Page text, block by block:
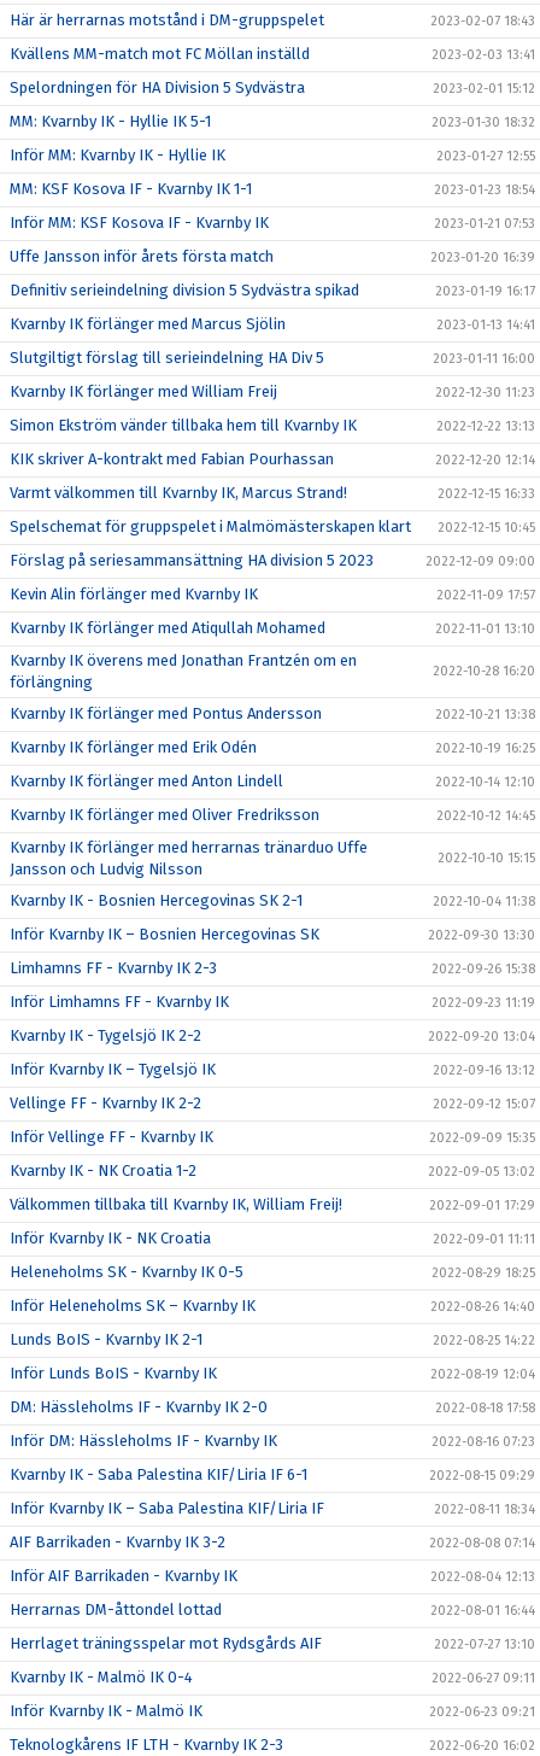
Här är herrarnas motstånd i DM-gruppspelet 2023-02-07 18:43
Kvällens MM-match mot FC Möllan inställd 2023-02-03 13:41
Spelordningen för HA Division 5 Sydvästra 2023-02-01 15:12
MM: Kvarnby IK - Hyllie IK 5-1 2023-01-30 18:32
Inför MM: Kvarnby IK - Hyllie IK 2023-01-27 12:55
MM: KSF Kosova IF - Kvarnby IK 1-1 2023-01-23 18:54
Inför MM: KSF Kosova IF - Kvarnby IK 2023-01-21 07:53
Uffe Jansson inför årets första match 2023-01-20 16:39
Definitiv serieindelning division 5 Sydvästra spikad 2023-01-19 16:17
Kvarnby IK förlänger med Marcus Sjölin 2023-01-13 14:41
Slutgiltigt förslag till serieindelning HA Div 5 2023-01-11 16:00
Kvarnby IK förlänger med William Freij 2022-12-30 11:23
Simon Ekström vänder tillbaka hem till Kvarnby IK 2022-12-22 13:13
KIK skriver A-kontrakt med Fabian Pourhassan 2022-12-20 12:14
Varmt välkommen till Kvarnby IK, Marcus Strand! 2022-12-15 16:33
Spelschemat för gruppspelet i Malmömästerskapen klart 2022-12-15 10:45
Förslag på seriesammansättning HA division 5 2023 2022-12-09 09:00
Kevin Alin förlänger med Kvarnby IK 2022-11-09 17:57
Kvarnby IK förlänger med Atiqullah Mohamed 2022-11-01 13:10
Kvarnby IK överens med Jonathan Frantzén om en
förlängning
2022-10-28 16:20
Kvarnby IK förlänger med Pontus Andersson 2022-10-21 13:38
Kvarnby IK förlänger med Erik Odén 2022-10-19 16:25
Kvarnby IK förlänger med Anton Lindell 2022-10-14 12:10
Kvarnby IK förlänger med Oliver Fredriksson 2022-10-12 14:45
Kvarnby IK förlänger med herrarnas tränarduo Uffe
Jansson och Ludvig Nilsson
2022-10-10 15:15
Kvarnby IK - Bosnien Hercegovinas SK 2-1 2022-10-04 11:38
Inför Kvarnby IK – Bosnien Hercegovinas SK 2022-09-30 13:30
Limhamns FF - Kvarnby IK 2-3 2022-09-26 15:38
Inför Limhamns FF - Kvarnby IK 2022-09-23 11:19
Kvarnby IK - Tygelsjö IK 2-2 2022-09-20 13:04
Inför Kvarnby IK – Tygelsjö IK 2022-09-16 13:12
Vellinge FF - Kvarnby IK 2-2 2022-09-12 15:07
Inför Vellinge FF - Kvarnby IK 2022-09-09 15:35
Kvarnby IK - NK Croatia 1-2 2022-09-05 13:02
Välkommen tillbaka till Kvarnby IK, William Freij! 2022-09-01 17:29
Inför Kvarnby IK - NK Croatia 2022-09-01 11:11
Heleneholms SK - Kvarnby IK 0-5 2022-08-29 18:25
Inför Heleneholms SK – Kvarnby IK 2022-08-26 14:40
Lunds BoIS - Kvarnby IK 2-1 2022-08-25 14:22
Inför Lunds BoIS - Kvarnby IK 2022-08-19 12:04
DM: Hässleholms IF - Kvarnby IK 2-0 2022-08-18 17:58
Inför DM: Hässleholms IF - Kvarnby IK 2022-08-16 07:23
Kvarnby IK - Saba Palestina KIF/Liria IF 6-1 2022-08-15 09:29
Inför Kvarnby IK – Saba Palestina KIF/Liria IF 2022-08-11 18:34
AIF Barrikaden - Kvarnby IK 3-2 2022-08-08 07:14
Inför AIF Barrikaden - Kvarnby IK 2022-08-04 12:13
Herrarnas DM-åttondel lottad 2022-08-01 16:44
Herrlaget träningsspelar mot Rydsgårds AIF 2022-07-27 13:10
Kvarnby IK - Malmö IK 0-4 2022-06-27 09:11
Inför Kvarnby IK - Malmö IK 2022-06-23 09:21
Teknologkårens IF LTH - Kvarnby IK 2-3 2022-06-20 16:02